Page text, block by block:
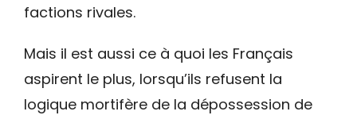
factions rivales.
Mais il est aussi ce à quoi les Français
aspirent le plus, lorsqu’ils refusent la
logique mortifère de la dépossession de